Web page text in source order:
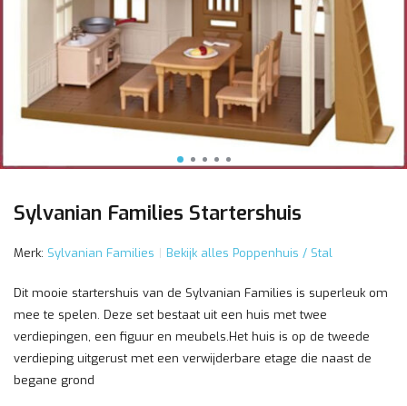
Sylvanian Families Startershuis
Merk: Sylvanian Families Bekijk alles Poppenhuis / Stal
Dit mooie startershuis van de Sylvanian Families is superleuk om
mee te spelen. Deze set bestaat uit een huis met twee
verdiepingen, een figuur en meubels.Het huis is op de tweede
verdieping uitgerust met een verwijderbare etage die naast de
begane grond